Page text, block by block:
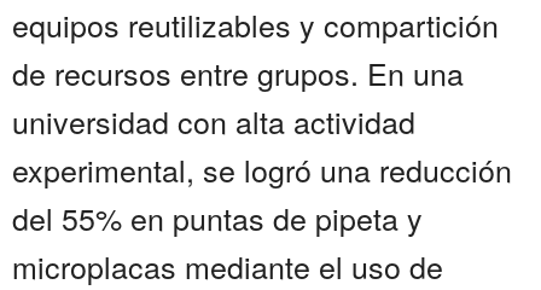
equipos reutilizables y compartición
de recursos entre grupos. En una
universidad con alta actividad
experimental, se logró una reducción
del 55% en puntas de pipeta y
microplacas mediante el uso de